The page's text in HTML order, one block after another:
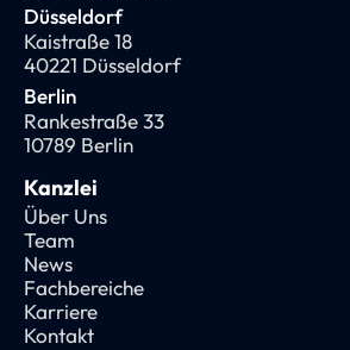
Düsseldorf
Kaistraße 18
40221 Düsseldorf
Berlin
Rankestraße 33
10789 Berlin
Kanzlei
Über Uns
Team
News
Fachbereiche
Karriere
Kontakt